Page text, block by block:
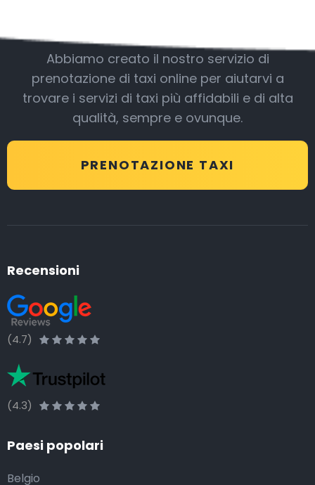
Abbiamo creato il nostro servizio di
prenotazione di taxi online per aiutarvi a
trovare i servizi di taxi più affidabili e di alta
qualità, sempre e ovunque.
PRENOTAZIONE TAXI
Recensioni
(4.7)
(4.3)
Paesi popolari
Belgio